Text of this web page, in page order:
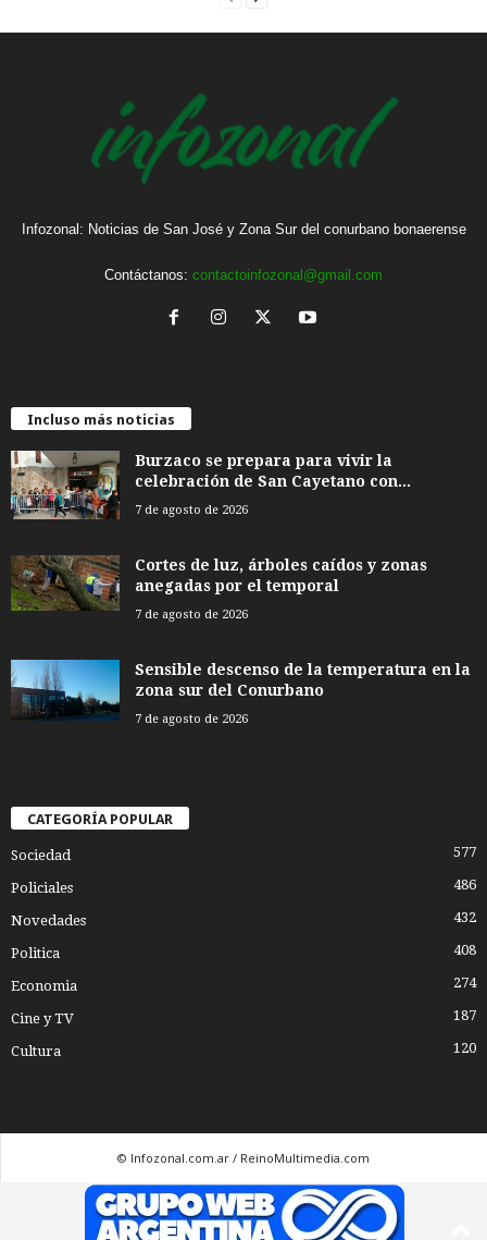
Infozonal: Noticias de San José y Zona Sur del conurbano bonaerense
Contáctanos: contactoinfozonal@gmail.com
Incluso más noticias
Burzaco se prepara para vivir la
celebración de San Cayetano con...
7 de agosto de 2026
Cortes de luz, árboles caídos y zonas
anegadas por el temporal
7 de agosto de 2026
Sensible descenso de la temperatura en la
zona sur del Conurbano
7 de agosto de 2026
CATEGORÍA POPULAR
Sociedad 577
Policiales 486
Novedades 432
Politica 408
Economia 274
Cine y TV 187
Cultura 120
© Infozonal.com.ar / ReinoMultimedia.com